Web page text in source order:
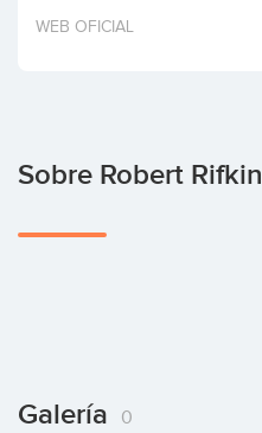
Invertir
WEB OFICIAL
Sobre Robert Rifkin
Galería 0